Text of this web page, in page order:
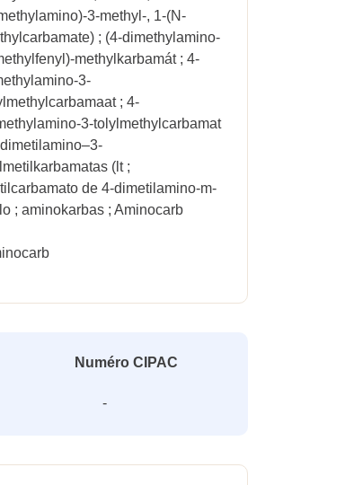
3-methyl-, 1-(N-
; (4-dimethylamino-
methylkarbamát ; 4-
3-
; 4-
3-tolylmethylcarbamat
(lt ;
de 4-dimetilamino-m-
; aminokarbas ; Aminocarb
Numéro CIPAC
-